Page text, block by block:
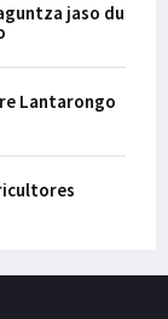
jaso du
Lantarongo